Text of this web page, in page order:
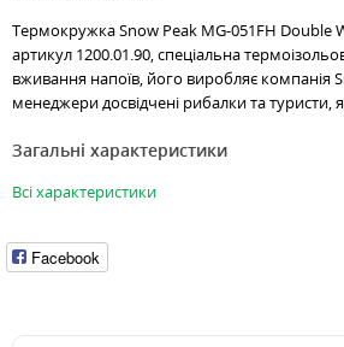
Термокружка Snow Peak MG-051FH Double
артикул 1200.01.90, спеціальна
вживання напоїв, його виробляє компанія
менеджери досвідчені рибалки та туристи,
Загальні характеристики
Всі характеристики
Facebook